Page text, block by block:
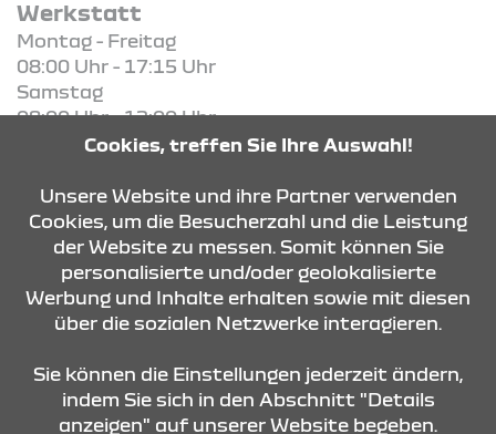
Werkstatt
Montag - Freitag
08:00 Uhr - 17:15 Uhr
Samstag
08:00 Uhr - 12:00 Uhr
KONTAKT & ANFAHRT
ÖFFNUNGSZEITEN
STANDORTE
Cookies, treffen Sie Ihre Auswahl!
Unsere Website und ihre Partner verwenden
Cookies, um die Besucherzahl und die Leistung
der Website zu messen. Somit können Sie
personalisierte und/oder geolokalisierte
Werbung und Inhalte erhalten sowie mit diesen
über die sozialen Netzwerke interagieren.
Sie können die Einstellungen jederzeit ändern,
indem Sie sich in den Abschnitt "Details
anzeigen" auf unserer Website begeben.